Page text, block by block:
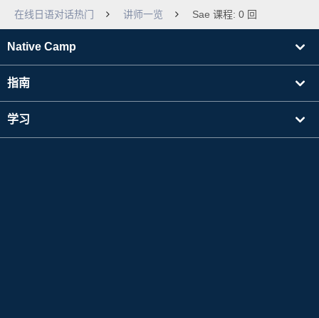
在线日语对话热门 讲师一览 Sae 课程: 0 回
Native Camp
指南
学习